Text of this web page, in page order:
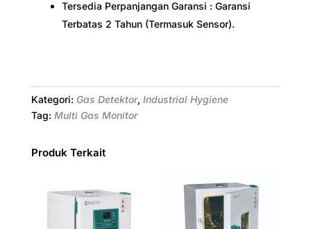
Tersedia Perpanjangan Garansi : Garansi
Terbatas 2 Tahun (Termasuk Sensor).
Kategori: Gas Detektor, Industrial Hygiene
Tag: Multi Gas Monitor
Produk Terkait